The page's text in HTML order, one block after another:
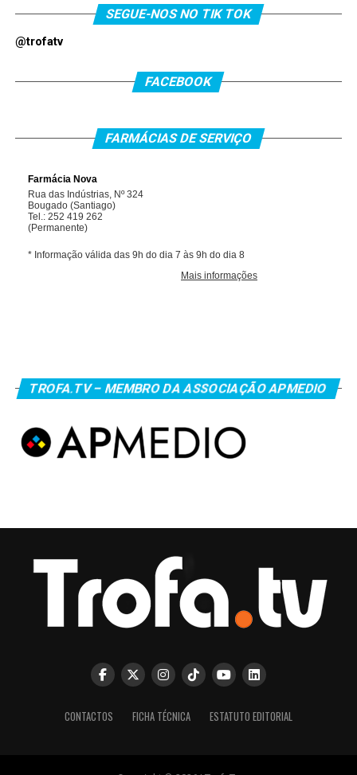
SEGUE-NOS NO TIK TOK
@trofatv
FACEBOOK
FARMÁCIAS DE SERVIÇO
TROFA.TV – MEMBRO DA ASSOCIAÇÃO APMEDIO
CONTACTOS FICHA TÉCNICA ESTATUTO EDITORIAL